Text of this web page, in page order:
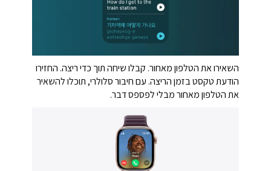
השאירו את הטלפון מאחור. קבלו שיחה תוך כדי ריצה. החזירו
הודעת טקסט בזמן הריצה. עם חיבור סלולרי, תוכלו להשאיר
את הטלפון מאחור מבלי לפספס דבר.